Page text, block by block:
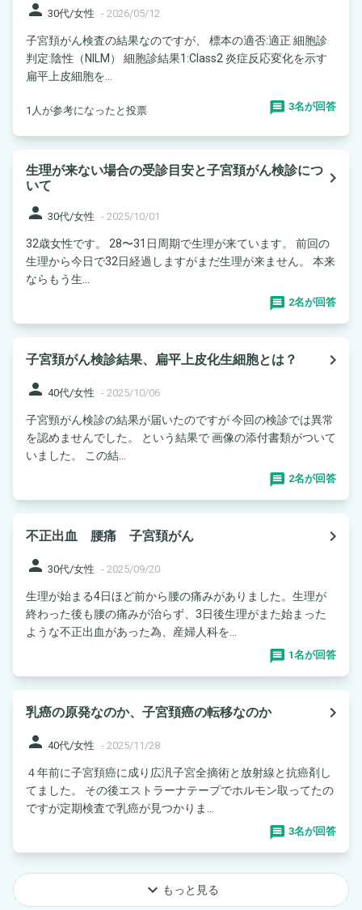
person 30代/女性 - 2026/05/12
子宮頚がん検査の結果なのですが、 標本の適否:適正 細胞診
判定:陰性（NILM） 細胞診結果1:Class2 炎症反応変化を示す
扁平上皮細胞を...
1人が参考になったと投票 3名が回答
生理が来ない場合の受診目安と子宮頚がん検診につ
いて
navigate_next
person 30代/女性 - 2025/10/01
32歳女性です。 28〜31日周期で生理が来ています。 前回の
生理から今日で32日経過しますがまだ生理が来ません。 本来
ならもう生...
2名が回答
子宮頚がん検診結果、扁平上皮化生細胞とは？
navigate_next
person 40代/女性 - 2025/10/06
子宮頸がん検診の結果が届いたのですが 今回の検診では異常
を認めませんでした。 という結果で 画像の添付書類がついて
いました。 この結...
2名が回答
不正出血 腰痛 子宮頚がん
navigate_next
person 30代/女性 - 2025/09/20
生理が始まる4日ほど前から腰の痛みがありました。生理が
終わった後も腰の痛みが治らず、3日後生理がまた始まった
ような不正出血があった為、産婦人科を...
1名が回答
乳癌の原発なのか、子宮頚癌の転移なのか
navigate_next
person 40代/女性 - 2025/11/28
４年前に子宮頚癌に成り広汎子宮全摘術と放射線と抗癌剤し
てました。 その後エストラーナテープでホルモン取ってたの
ですが定期検査で乳癌が見つかりま...
3名が回答
keyboard_arrow_down もっと見る